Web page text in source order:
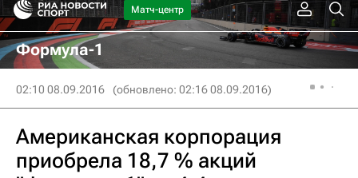
Матч-центр
Формула-1
02:10 08.09.2016 (обновлено: 02:16 08.09.2016)
Американская корпорация
приобрела 18,7 % акций